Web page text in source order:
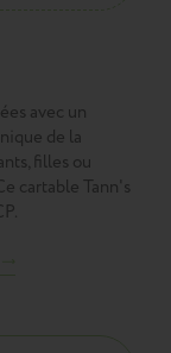
avec un
de la
filles ou
cartable Tann's